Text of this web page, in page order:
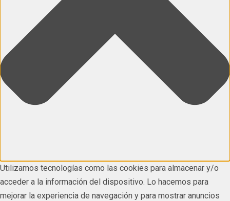
Utilizamos tecnologías como las cookies para almacenar y/o
acceder a la información del dispositivo. Lo hacemos para
mejorar la experiencia de navegación y para mostrar anuncios